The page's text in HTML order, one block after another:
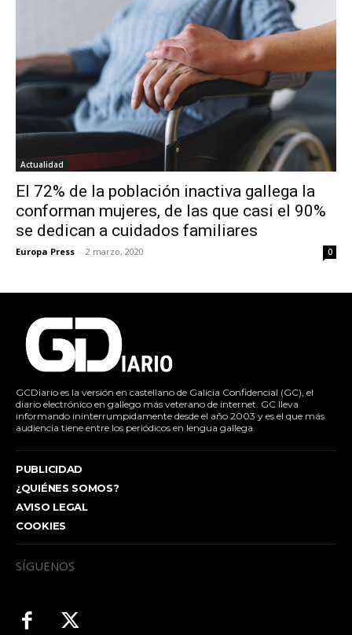
Actualidad
El 72% de la población inactiva gallega la
conforman mujeres, de las que casi el 90%
se dedican a cuidados familiares
Europa Press - 2 marzo, 2020 0
GCDiario es la versión en castellano de Galicia Confidencial (GC), el
diario electrónico en gallego más veterano de internet. GC lleva
informando ininterrumpidamente desde el año 2003 y es el que más
audiencia tiene entre los periódicos en lengua gallega.
PUBLICIDAD
¿QUIÉNES SOMOS?
AVISO LEGAL
COOKIES
SÍGUENOS